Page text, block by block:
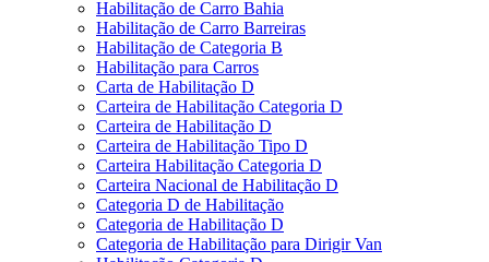
Habilitação de Carro Bahia
Habilitação de Carro Barreiras
Habilitação de Categoria B
Habilitação para Carros
Carta de Habilitação D
Carteira de Habilitação Categoria D
Carteira de Habilitação D
Carteira de Habilitação Tipo D
Carteira Habilitação Categoria D
Carteira Nacional de Habilitação D
Categoria D de Habilitação
Categoria de Habilitação D
Categoria de Habilitação para Dirigir Van